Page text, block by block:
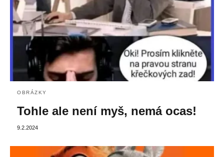
OBRÁZKY
Tohle ale není myš, nemá ocas!
9.2.2024